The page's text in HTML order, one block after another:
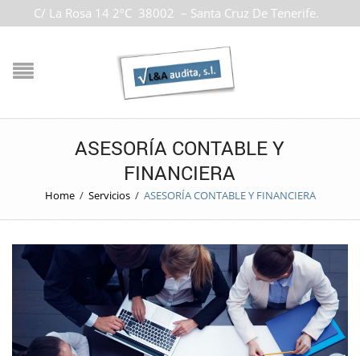
C/ La Rosa 14 2ºC 38002 – Santa Cruz De Tenerife.
ASESORÍA CONTABLE Y
FINANCIERA
Home / Servicios / ASESORÍA CONTABLE Y FINANCIERA